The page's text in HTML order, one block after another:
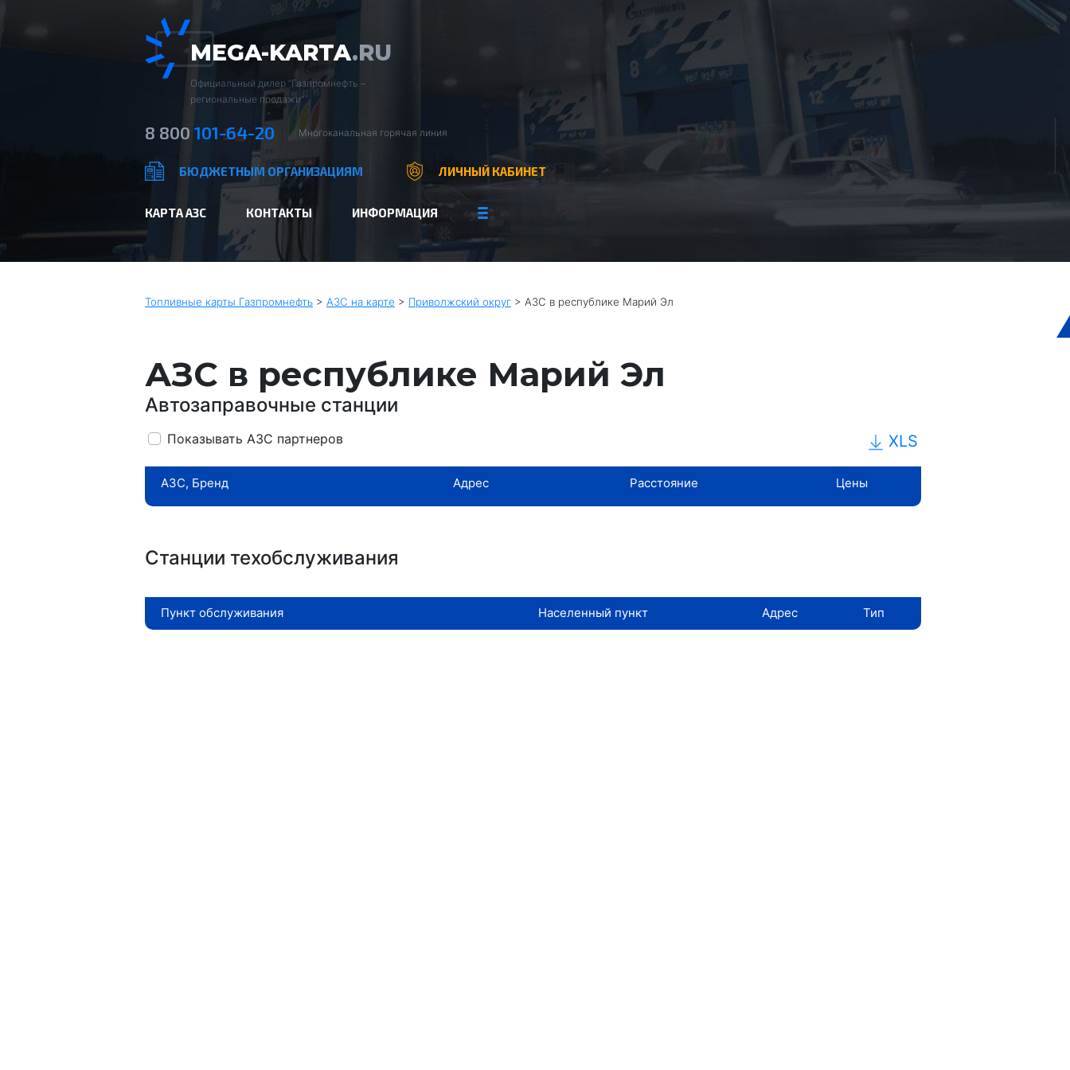
MEGA-KARTA.RU
Официальный дилер “Газпромнефть –
региональные продажи”
8 800 101-64-20 Многоканальная горячая линия
БЮДЖЕТНЫМ ОРГАНИЗАЦИЯМ ЛИЧНЫЙ КАБИНЕТ
КАРТА АЗС КОНТАКТЫ ИНФОРМАЦИЯ
Топливные карты Газпромнефть > АЗС на карте > Приволжский округ > АЗС в республике Марий Эл
АЗС в республике Марий Эл
Автозаправочные станции
Показывать АЗС партнеров XLS
АЗС, Бренд Адрес Расстояние Цены
Станции техобслуживания
Пункт обслуживания Населенный пункт Адрес Тип